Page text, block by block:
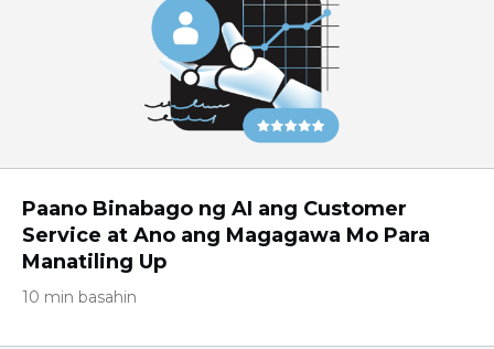
Paano Binabago ng AI ang Customer
Service at Ano ang Magagawa Mo Para
Manatiling Up
10 min basahin